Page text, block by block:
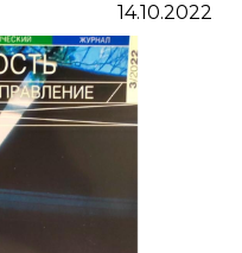
14.10.2022